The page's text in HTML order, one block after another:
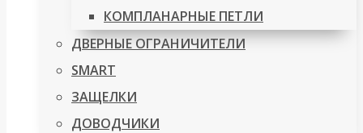
КОМПЛАНАРНЫЕ ПЕТЛИ
ДВЕРНЫЕ ОГРАНИЧИТЕЛИ
SMART
ЗАЩЕЛКИ
ДОВОДЧИКИ